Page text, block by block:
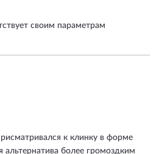
своим параметрам
к клинку в форме
альтернатива более громоздким